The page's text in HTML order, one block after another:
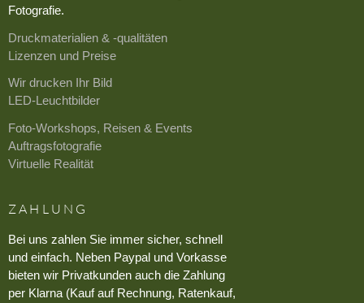
Fotografie.
Druckmaterialien & -qualitäten
Lizenzen und Preise
Wir drucken Ihr Bild
LED-Leuchtbilder
Foto-Workshops, Reisen & Events
Auftragsfotografie
Virtuelle Realität
ZAHLUNG
Bei uns zahlen Sie immer sicher, schnell
und einfach. Neben Paypal und Vorkasse
bieten wir Privatkunden auch die Zahlung
per Klarna (Kauf auf Rechnung, Ratenkauf,